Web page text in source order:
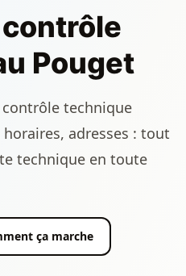
Pouget
technique
adresses : tout
technique en toute
ça marche